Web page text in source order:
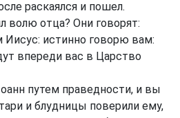
раскаялся и пошел.
волю отца? Они говорят:
Иисус: истинно говорю вам:
впереди вас в Царство
путем праведности, и вы
и блудницы поверили ему,